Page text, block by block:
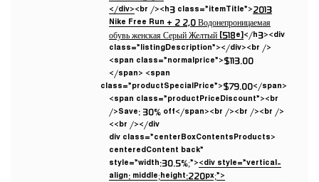
</div><br /><h3 class=”itemTitle”>2013
Nike Free Run + 2 2,0 Водонепроницаемая
обувь женская Серый Желтый [518e]</h3><div
class=”listingDescription”></div><br />
<span class=”normalprice”>$113.00
</span> <span
class=”productSpecialPrice”>$79.00</span>
<span class=”productPriceDiscount”><br
/>Save: 30% off</span><br /><br /><br />
<br /></div>
<div class=”centerBoxContentsProducts
centeredContent back”
style=”width:30.5%;”><div style=”vertical-
align: middle;height:220px;”>